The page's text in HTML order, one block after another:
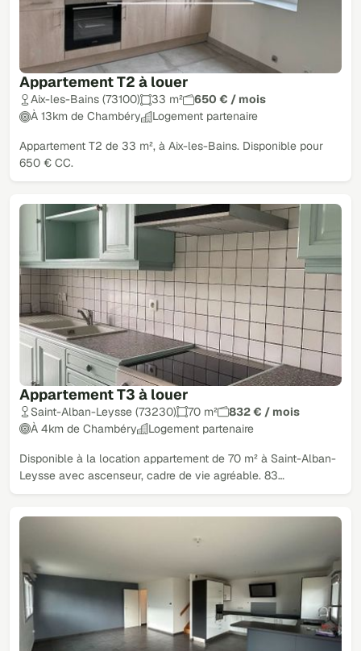
Appartement T2 à louer
Aix-les-Bains (73100) 33 m²
650 € / mois
À 13km de Chambéry
Logement partenaire
Appartement T2 de 33 m², à Aix-les-Bains. Disponible pour
650 € CC.
Appartement T3 à louer
Saint-Alban-Leysse (73230) 70 m²
832 € / mois
À 4km de Chambéry
Logement partenaire
Disponible à la location appartement de 70 m² à Saint-Alban-
Leysse avec ascenseur, cadre de vie agréable. 83…